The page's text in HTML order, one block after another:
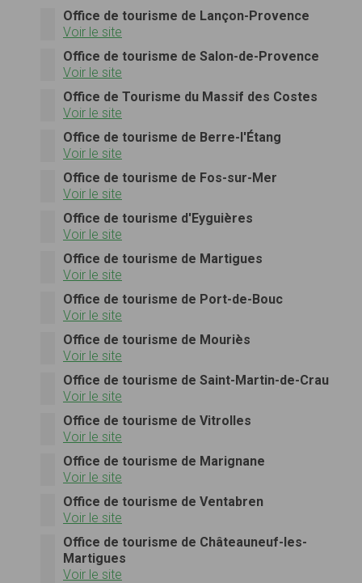
Office de tourisme de Lançon-Provence
Voir le site
Office de tourisme de Salon-de-Provence
Voir le site
Office de Tourisme du Massif des Costes
Voir le site
Office de tourisme de Berre-l'Étang
Voir le site
Office de tourisme de Fos-sur-Mer
Voir le site
Office de tourisme d'Eyguières
Voir le site
Office de tourisme de Martigues
Voir le site
Office de tourisme de Port-de-Bouc
Voir le site
Office de tourisme de Mouriès
Voir le site
Office de tourisme de Saint-Martin-de-Crau
Voir le site
Office de tourisme de Vitrolles
Voir le site
Office de tourisme de Marignane
Voir le site
Office de tourisme de Ventabren
Voir le site
Office de tourisme de Châteauneuf-les-
Martigues
Voir le site